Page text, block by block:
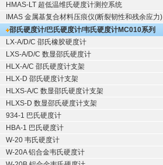
HMAS-LT 超低温维氏硬度计测控系统
IMAS 金属基复合材料压痕仪(断裂韧性和残余应力)
邵氏硬度计/巴氏硬度计/韦氏硬度计MC010系列
LX-A/D/C 邵氏橡胶硬度计
LXS-A/D/C 数显邵氏硬度计
HLX-A/C 邵氏硬度计支架
HLX-D 邵氏硬度计支架
HLXS-A/C 数显邵氏硬度计支架
HLXS-D 数显邵氏硬度计支架
934-1 巴氏硬度计
HBA-1 巴氏硬度计
W-20 韦氏硬度计
W-20A 铝合金韦氏硬度计